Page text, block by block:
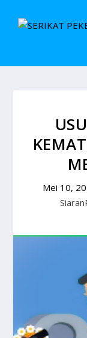
Mei 10,